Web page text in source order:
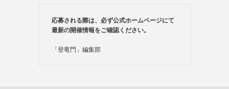
応募される際は、必ず公式ホームページにて
最新の開催情報をご確認ください。
「登竜門」編集部